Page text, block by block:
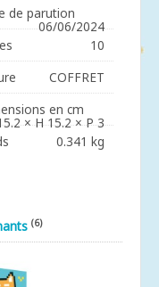
de parution
06/06/2024
10
COFFRET
en cm
× H 15.2 × P 3
0.341 kg
(6)